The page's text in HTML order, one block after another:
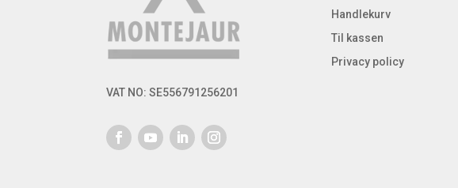
VAT NO: SE556791256201
Handlekurv
Til kassen
Privacy policy